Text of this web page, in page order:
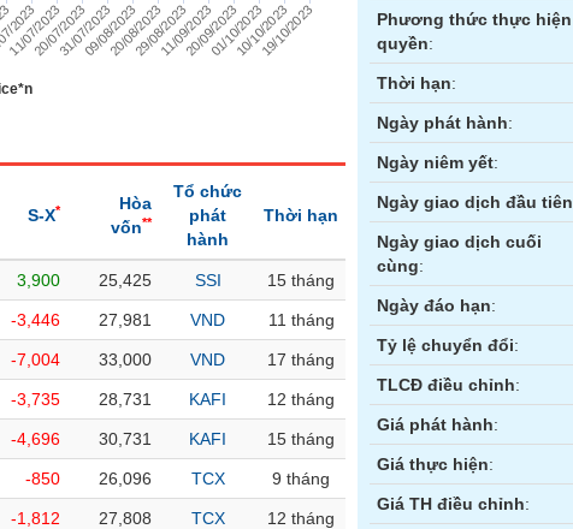
2023
11/07/2023
20/07/2023
31/07/2023
09/08/2023
20/08/2023
29/08/2023
11/09/2023
20/09/2023
01/10/2023
10/10/2023
19/10/2023
S-X*
Hòa
vốn**
Tổ chức
phát
hành
Thời hạn
3,900 25,425 SSI 15 tháng
-3,446 27,981 VND 11 tháng
-7,004 33,000 VND 17 tháng
-3,735 28,731 KAFI 12 tháng
-4,696 30,731 KAFI 15 tháng
-850 26,096 TCX 9 tháng
-1,812 27,808 TCX 12 tháng
Phương thức thực hiện
quyền:
Thời hạn:
Ngày phát hành:
Ngày niêm yết:
Ngày giao dịch đầu tiên
Ngày giao dịch cuối
cùng:
Ngày đáo hạn:
Tỷ lệ chuyển đổi:
TLCĐ điều chỉnh:
Giá phát hành:
Giá thực hiện:
Giá TH điều chỉnh:
Hợp đồng tương lai Trái phiếu